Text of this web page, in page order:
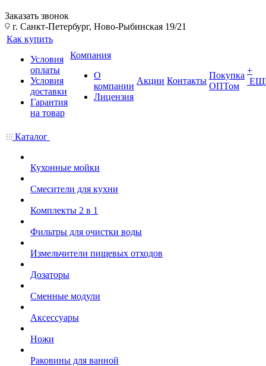
Заказать звонок
г. Санкт-Петербург, Ново-Рыбинская 19/21
Как купить
Условия
оплаты
Условия
доставки
Гарантия
на товар
Компания
О
компании
Лицензия
Акции Контакты
Покупка
ОПТом
+
Каталог
Кухонные мойки
Смесители для кухни
Комплекты 2 в 1
Фильтры для очистки воды
Измельчители пищевых отходов
Дозаторы
Cменные модули
Аксессуары
Ножи
Раковины для ванной